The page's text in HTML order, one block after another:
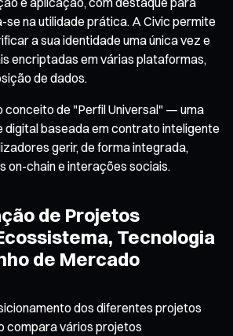
se na utilidade prática. A Civic permite
a sua identidade uma única vez e
encriptadas em várias plataformas,
de dados.
conceito de "Perfil Universal" — uma
digital baseada em contrato inteligente
gerir, de forma integrada,
on-chain e interações sociais.
de Projetos
Tecnologia
de Mercado
dos diferentes projetos
compara vários projetos